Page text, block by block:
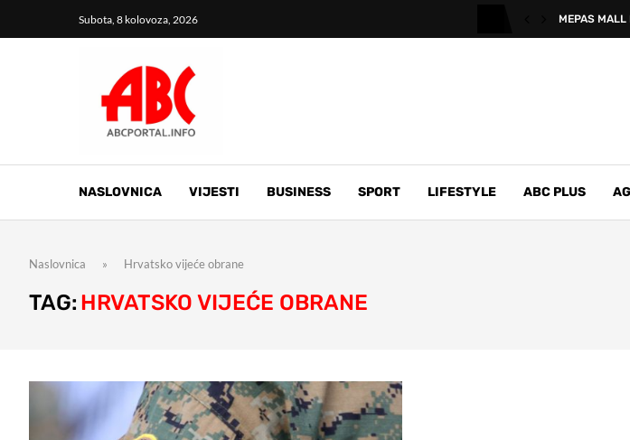
Subota, 8 kolovoza, 2026 MEPAS MALL
NASLOVNICA VIJESTI BUSINESS SPORT LIFESTYLE ABC PLUS
Naslovnica » Hrvatsko vijeće obrane
TAG: HRVATSKO VIJEĆE OBRANE